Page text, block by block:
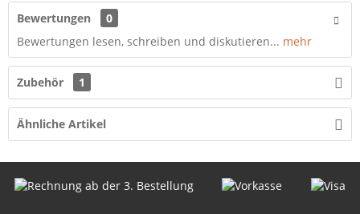
Bewertungen
0
Bewertungen lesen, schreiben und diskutieren... mehr
Zubehör 1
Ähnliche Artikel